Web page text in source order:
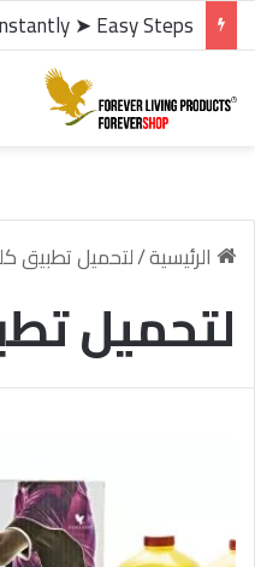
الرئيسية/لتحميل تطبيق
لتحميل